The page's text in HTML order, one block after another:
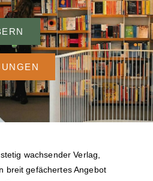
wachsender Verlag,
breit gefächertes Angebot